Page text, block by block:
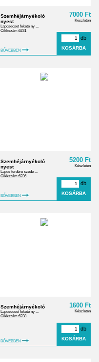
Szemhéjárnyékoló
nyest
Laposecset fekete ny ...
Cikkszám:6231
BŐVEBBEN
7000 Ft
Készleten
db
Szemhéjárnyékoló
nyest
Lapos ferdére szede ...
Cikkszám:6236
BŐVEBBEN
5200 Ft
Készleten
db
Szemhéjárnyékoló
Laposecset fekete ny ...
Cikkszám:6238
BŐVEBBEN
1600 Ft
Készleten
db